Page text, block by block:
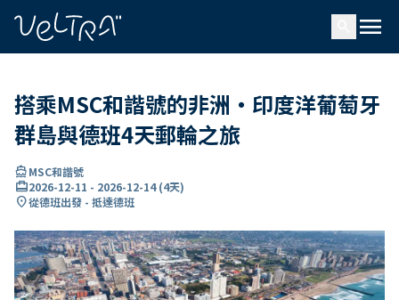
menu
搭乘MSC和諧號的非洲・印度洋葡萄牙
群島與德班4天郵輪之旅
directions_boatMSC和諧號
card_travel2026-12-11 - 2026-12-14(4天)
location_on從德班出發 - 抵達德班